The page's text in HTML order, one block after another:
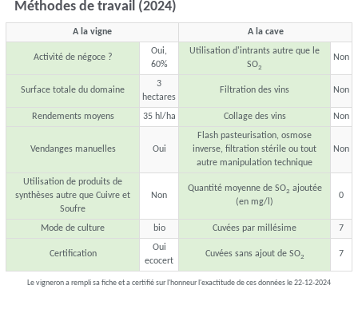
Méthodes de travail (2024)
A la vigne A la cave
Activité de négoce ?
Oui,
60%
Utilisation d'intrants autre que le
SO2
Non
Surface totale du domaine
3
hectares
Filtration des vins Non
Rendements moyens 35 hl/ha Collage des vins Non
Vendanges manuelles Oui
Flash pasteurisation, osmose
inverse, filtration stérile ou tout
autre manipulation technique
Non
Utilisation de produits de
synthèses autre que Cuivre et
Soufre
Non
Quantité moyenne de SO2 ajoutée
(en mg/l)
0
Mode de culture bio Cuvées par millésime 7
Certification
Oui
ecocert
Cuvées sans ajout de SO2 7
Le vigneron a rempli sa fiche et a certifié sur l'honneur l'exactitude de ces données le 22-12-2024